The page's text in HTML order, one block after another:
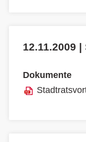
12.11.2009
Dokumente